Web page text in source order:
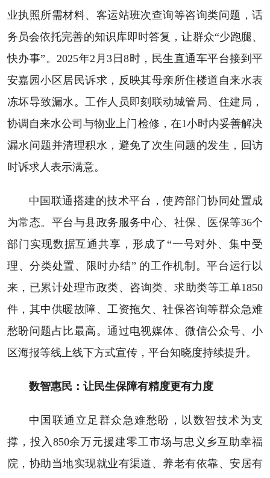
业执照所需材料、客运站班次查询等咨询类问题，话
务员会依托完善的知识库即时答复，让群众“少跑腿、
快办事”。2025年2月3日8时，民生直通车平台接到平
安嘉园小区居民诉求，反映其母亲所住楼道自来水表
冻坏导致漏水。工作人员即刻联动城管局、住建局，
协调自来水公司与物业上门检修，在1小时内妥善解决
漏水问题并清理积水，避免了次生问题的发生，回访
时诉求人表示满意。
中国联通搭建的技术平台，使跨部门协同处置成
为常态。平台与县政务服务中心、社保、医保等36个
部门实现数据互通共享，形成了“一号对外、集中受
理、分类处置、限时办结” 的工作机制。平台运行以
来，已累计处理市政类、咨询类、求助类等工单1850
件，其中供暖故障、工资拖欠、社保咨询等群众急难
愁盼问题占比最高。通过电视媒体、微信公众号、小
区海报等线上线下方式宣传，平台知晓度持续提升。
数智惠民：让民生保障有精度更有力度
中国联通立足群众急难愁盼，以数智技术为支
撑，投入850余万元援建零工市场与忠义乡互助幸福
院，协助当地实现就业有渠道、养老有依靠、安居有